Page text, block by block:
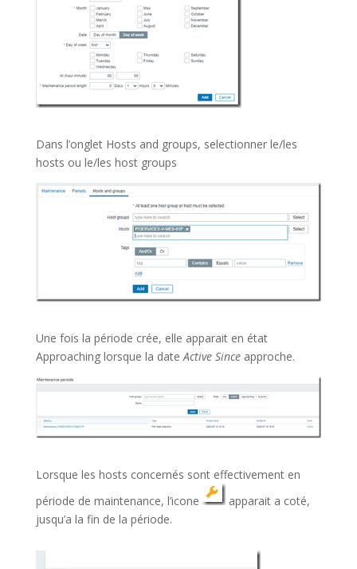
Dans l’onglet Hosts and groups, selectionner le/les
hosts ou le/les host groups
Une fois la période crée, elle apparait en état
Approaching lorsque la dateActive Sinceapproche.
Lorsque les hosts concernés sont effectivement en
période de maintenance, l’icone
apparait a coté,
jusqu’a la fin de la période.